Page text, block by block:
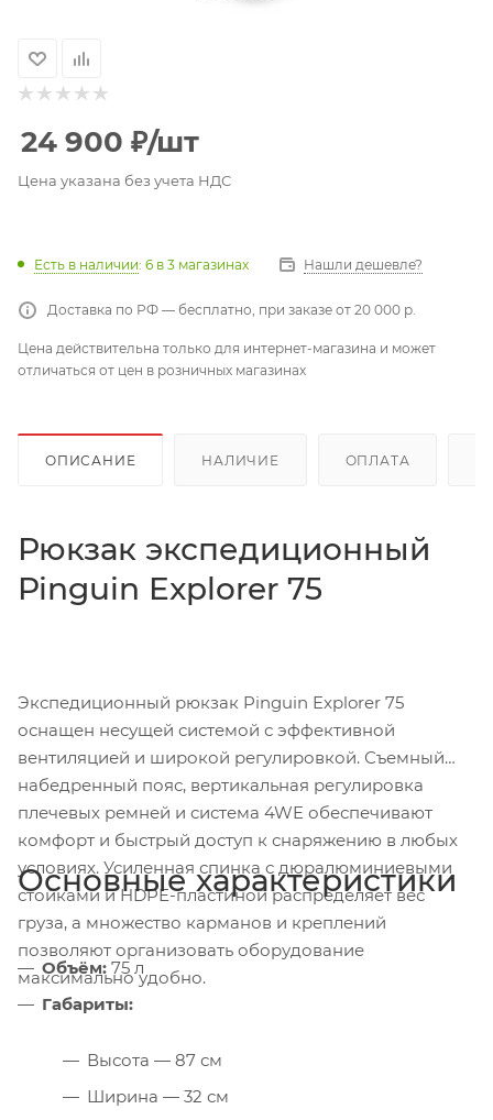
24 900 ₽/шт
Цена указана без учета НДС
Есть в наличии: 6 в 3 магазинах Нашли дешевле?
Доставка по РФ — бесплатно, при заказе от 20 000 р.
Цена действительна только для интернет-магазина и может
отличаться от цен в розничных магазинах
ОПИСАНИЕ НАЛИЧИЕ ОПЛАТА
Рюкзак экспедиционный
Pinguin Explorer 75
Экспедиционный рюкзак Pinguin Explorer 75
оснащен несущей системой с эффективной
вентиляцией и широкой регулировкой. Съемный
набедренный пояс, вертикальная регулировка
плечевых ремней и система 4WE обеспечивают
комфорт и быстрый доступ к снаряжению в любых
условиях. Усиленная спинка с дюралюминиевыми
стойками и HDPE-пластиной распределяет вес
груза, а множество карманов и креплений
позволяют организовать оборудование
максимально удобно.
Основные характеристики
Объём: 75 л
Габариты:
Высота — 87 см
Ширина — 32 см